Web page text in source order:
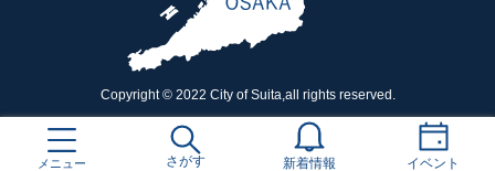
メニュー さがす 新着情報 イベント
Copyright © 2022 City of Suita,all rights reserved.